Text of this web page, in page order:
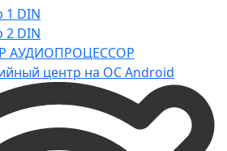
1 DIN
2 DIN
АУДИОПРОЦЕССОР
центр на ОС Android